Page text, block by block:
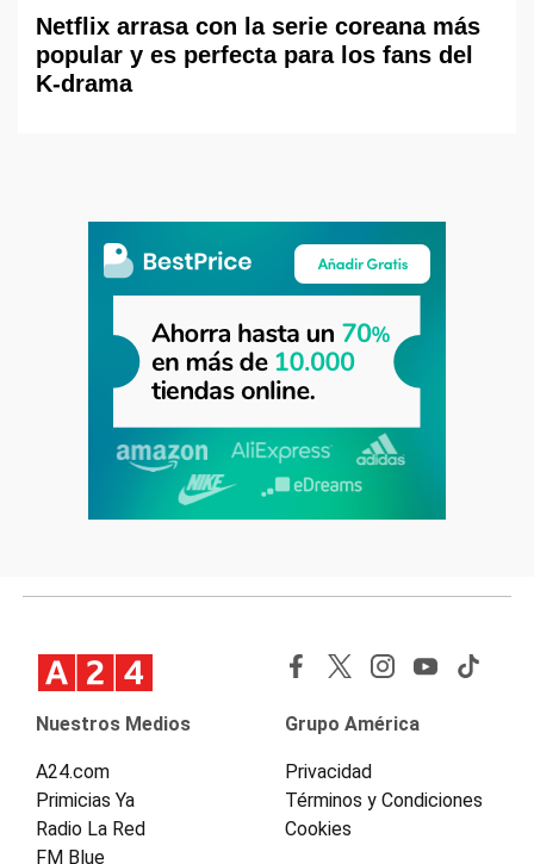
Netflix arrasa con la serie coreana más
popular y es perfecta para los fans del
K-drama
Nuestros Medios
A24.com
Primicias Ya
Radio La Red
FM Blue
Grupo América
Privacidad
Términos y Condiciones
Cookies